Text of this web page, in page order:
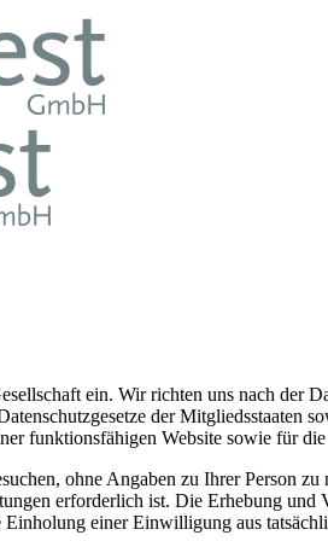
ein. Wir richten uns nach
der Mitgliedsstaaten
funktionsfähigen Website sowie für
ohne Angaben zu Ihrer Person
erforderlich ist. Die Erhebung
einer Einwilligung aus